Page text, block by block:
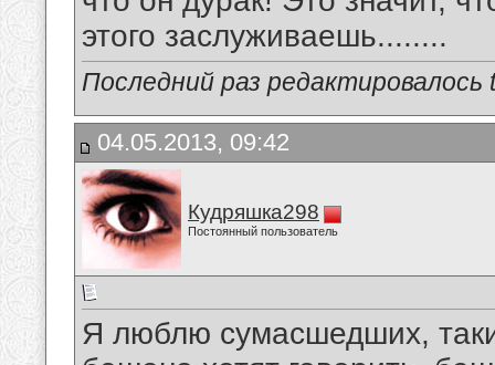
этого заслуживаешь........
Последний раз
04.05.2013, 09:42
Кудряшка298
Постоянный пользователь
Я люблю сумасшедших,